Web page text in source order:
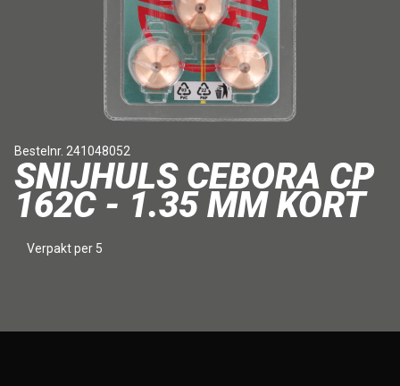
Bestelnr. 241048052
SNIJHULS CEBORA CP
162C - 1.35 MM KORT
Verpakt per 5